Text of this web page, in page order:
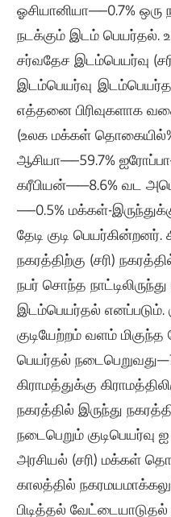
ஓசியானியா—–0.7%ஒரு
நடக்கும் இடம் பெயர்தல்.
சர்வதேச இடம்பெயர்வு
இடம்பெயர்வு
எத்தனை பிரிவுகளாக
(உலக மக்கள்
ஆசியா—–59.7%
கரீபியன்——8.6% வட
—–0.5%மக்கள்-
தேடி குடி பெயர்கின்றனர்.
நகரத்திற்கு (சரி)
நபர் சொந்த
இடம்பெயர்தல் எனப்படும்.
குடியேற்றம்வளம்
பெயர்தல்
கிராமத்துக்கு
நகரத்தில் இருந்து
நடைபெறும் குடிபெயர்வு
அரசியல் (சரி)மக்கள்
காலத்தில்
பிடித்தல்